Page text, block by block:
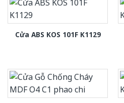
Cửa ABS KOS 101F K1129